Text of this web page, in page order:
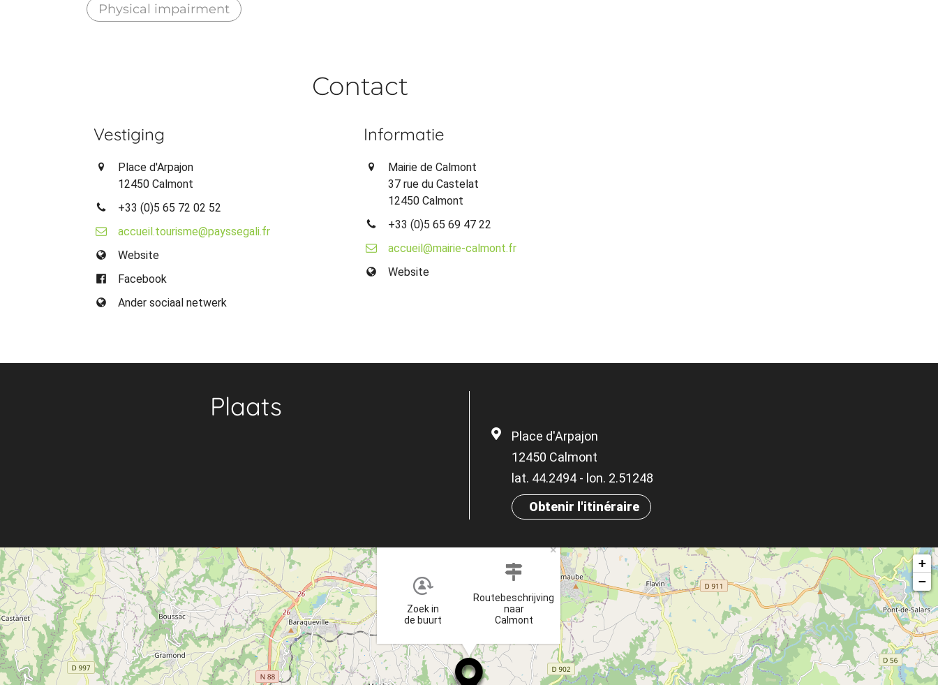
Physical impairment
Contact
Vestiging
Place d'Arpajon
12450 Calmont
+33 (0)5 65 72 02 52
accueil.tourisme@payssegali.fr
Website
Facebook
Ander sociaal netwerk
Informatie
Mairie de Calmont
37 rue du Castelat
12450 Calmont
+33 (0)5 65 69 47 22
accueil@mairie-calmont.fr
Website
Plaats
Place d'Arpajon
12450 Calmont
lat. 44.2494 - lon. 2.51248
Obtenir l'itinéraire
Zoek in
de buurt
Routebeschrijving
naar
Calmont
×
+
−